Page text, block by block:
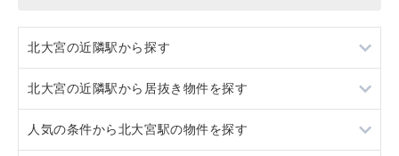
北大宮の近隣駅から探す
大宮
大宮公園
北大宮の近隣駅から居抜き物件を探す
大宮
人気の条件から北大宮駅の物件を探す